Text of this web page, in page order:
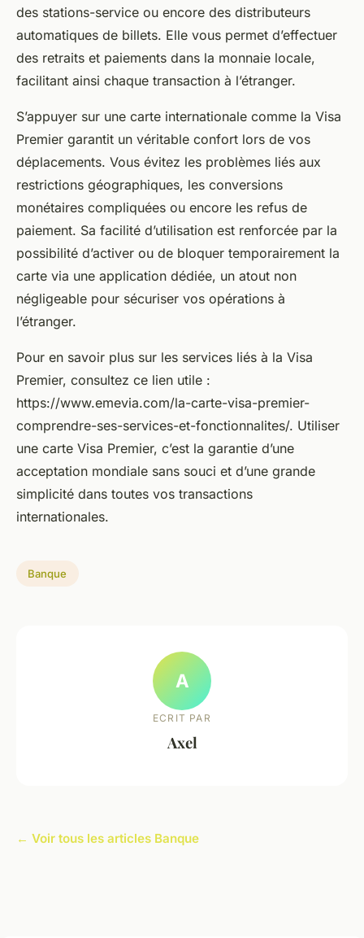
des stations-service ou encore des distributeurs
automatiques de billets. Elle vous permet d’effectuer
des retraits et paiements dans la monnaie locale,
facilitant ainsi chaque transaction à l’étranger.
S’appuyer sur une carte internationale comme la Visa
Premier garantit un véritable confort lors de vos
déplacements. Vous évitez les problèmes liés aux
restrictions géographiques, les conversions
monétaires compliquées ou encore les refus de
paiement. Sa facilité d’utilisation est renforcée par la
possibilité d’activer ou de bloquer temporairement la
carte via une application dédiée, un atout non
négligeable pour sécuriser vos opérations à
l’étranger.
Pour en savoir plus sur les services liés à la Visa
Premier, consultez ce lien utile :
https://www.emevia.com/la-carte-visa-premier-
comprendre-ses-services-et-fonctionnalites/. Utiliser
une carte Visa Premier, c’est la garantie d’une
acceptation mondiale sans souci et d’une grande
simplicité dans toutes vos transactions
internationales.
Banque
A
ECRIT PAR
Axel
← Voir tous les articles Banque